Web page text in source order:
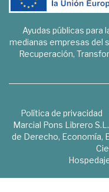
Ayudas públicas para
medianas empresas del
Recuperación,
Política de privacidad
Marcial Pons Librero
de Derecho, Economía,